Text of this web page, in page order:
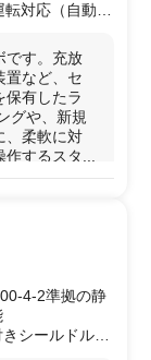
対応（自動消
らせ続ける」
が来訪のう
品を修理→再
る環境。設備
上げていくス
・セルの内部
。
もアクセスし
です。充放
置など、セ
保有したラ
グや、新規
、柔軟に対
作するスタ...
・
抗）測定
不具合解析
→再試験のル
4-2準拠の静
シールドルー